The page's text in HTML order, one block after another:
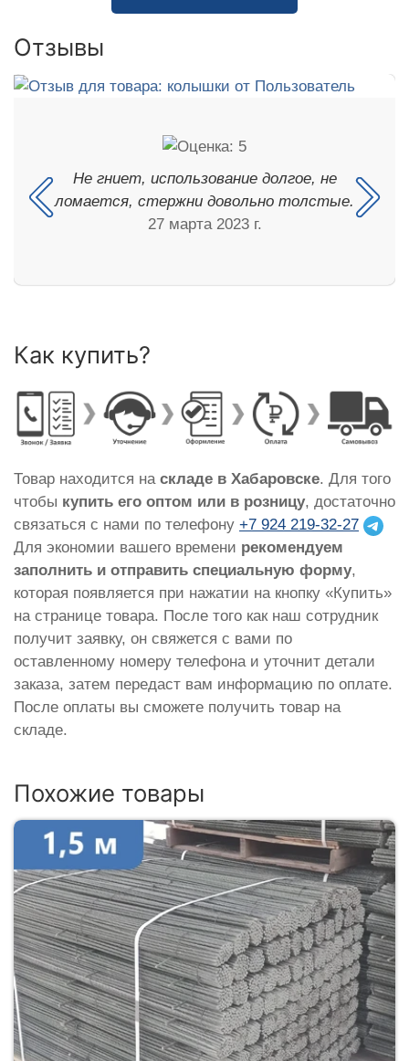
Отзывы
Не гниет, использование долгое, не
ломается, стержни довольно толстые.
27 марта 2023 г.
Как купить?
Товар находится на складе в Хабаровске. Для того
чтобы купить его оптом или в розницу, достаточно
связаться с нами по телефону +7 924 219-32-27
Для экономии вашего времени рекомендуем
заполнить и отправить специальную форму,
которая появляется при нажатии на кнопку «Купить»
на странице товара. После того как наш сотрудник
получит заявку, он свяжется с вами по
оставленному номеру телефона и уточнит детали
заказа, затем передаст вам информацию по оплате.
После оплаты вы сможете получить товар на
складе.
Похожие товары